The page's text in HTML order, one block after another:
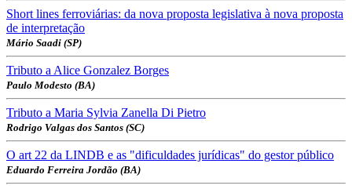
Short lines ferroviárias: da nova proposta legislativa à nova proposta
de interpretação
Mário Saadi (SP)
Tributo a Alice Gonzalez Borges
Paulo Modesto (BA)
Tributo a Maria Sylvia Zanella Di Pietro
Rodrigo Valgas dos Santos (SC)
O art 22 da LINDB e as "dificuldades jurídicas" do gestor público
Eduardo Ferreira Jordão (BA)